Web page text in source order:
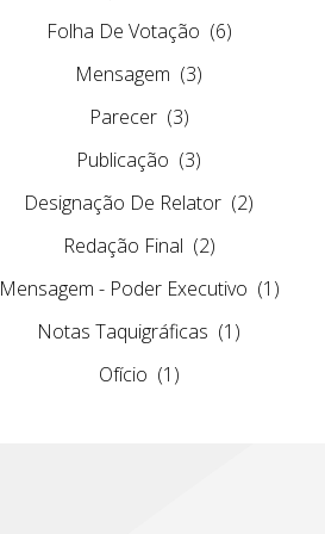
Folha De Votação (6)
Mensagem (3)
Parecer (3)
Publicação (3)
Designação De Relator (2)
Redação Final (2)
Mensagem - Poder Executivo (1)
Notas Taquigráficas (1)
Ofício (1)